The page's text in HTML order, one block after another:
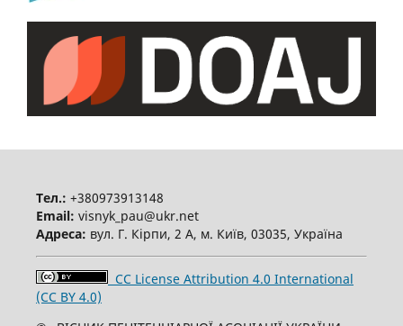
Тел.: +380973913148
Email: visnyk_pau@ukr.net
Адреса: вул. Г. Кірпи, 2 А, м. Київ, 03035, Україна
CC License Attribution 4.0 International
(CC BY 4.0)